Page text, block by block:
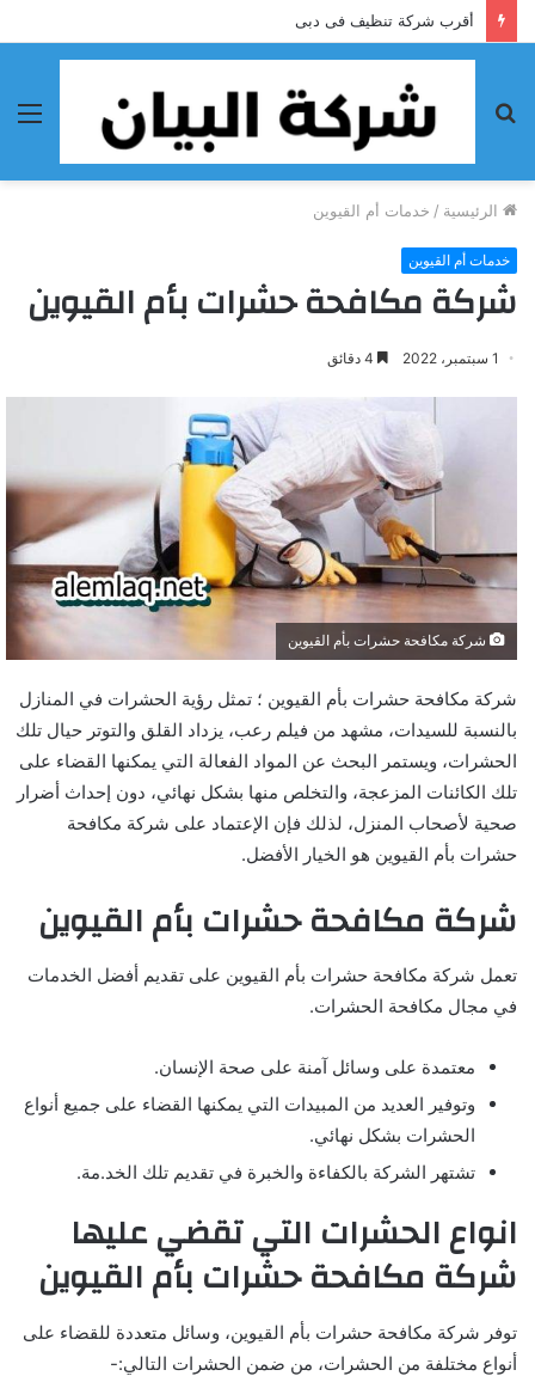
أحسن شركة تنظيف فى الفجيرة
الرئيسية / خدمات أم القيوين
خدمات أم القيوين
شركة مكافحة حشرات بأم القيوين
1 سبتمبر، 2022
شركة مكافحة حشرات بأم القيوين
شركة مكافحة حشرات بأم القيوين ؛ تمثل رؤية الحشرات في المنازل
بالنسبة للسيدات، مشهد من فيلم رعب، يزداد القلق والتوتر حيال تلك
الحشرات، ويستمر البحث عن المواد الفعالة التي يمكنها القضاء على
تلك الكائنات المزعجة، والتخلص منها بشكل نهائي، دون إحداث أضرار
صحية لأصحاب المنزل، لذلك فإن الإعتماد على شركة مكافحة
حشرات بأم القيوين هو الخيار الأفضل.
شركة مكافحة حشرات بأم القيوين
تعمل شركة مكافحة حشرات بأم القيوين على تقديم أفضل الخدمات
في مجال مكافحة الحشرات.
معتمدة على وسائل آمنة على صحة الإنسان.
وتوفير العديد من المبيدات التي يمكنها القضاء على جميع أنواع
الحشرات بشكل نهائي.
تشتهر الشركة بالكفاءة والخبرة في تقديم تلك الخد.مة.
انواع الحشرات التي تقضي عليها
شركة مكافحة حشرات بأم القيوين
توفر شركة مكافحة حشرات بأم القيوين، وسائل متعددة للقضاء على
أنواع مختلفة من الحشرات، من ضمن الحشرات التالي:-